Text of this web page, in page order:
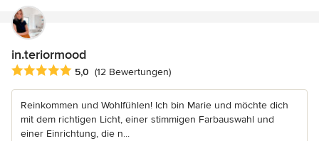
in.teriormood
Durchschnittliche Bewertung: 5 von 5 Sternen
5,0 (12 Bewertungen)
Reinkommen und Wohlfühlen! Ich bin Marie und möchte dich
mit dem richtigen Licht, einer stimmigen Farbauswahl und
einer Einrichtung, die n...